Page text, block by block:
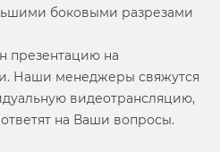
боковыми разрезами
презентацию на
Наши менеджеры свяжутся
видеотрансляцию,
ответят на Ваши вопросы.